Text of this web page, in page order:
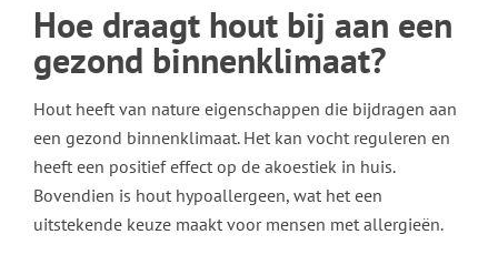
Hoe draagt hout bij aan een
gezond binnenklimaat?
Hout heeft van nature eigenschappen die bijdragen aan
een gezond binnenklimaat. Het kan vocht reguleren en
heeft een positief effect op de akoestiek in huis.
Bovendien is hout hypoallergeen, wat het een
uitstekende keuze maakt voor mensen met allergieën.